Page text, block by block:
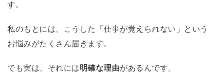
す。
私のもとには、こうした「仕事が覚えられない」という
お悩みがたくさん届きます。
でも実は、それには明確な理由があるんです。